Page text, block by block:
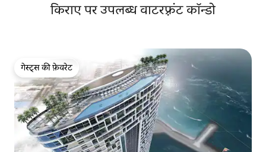
किराए पर उपलब्ध वाटरफ़्रंट कॉन्डो
गेस्ट्स की फ़ेवरेट
गेस्ट्स की फ़ेवरेट